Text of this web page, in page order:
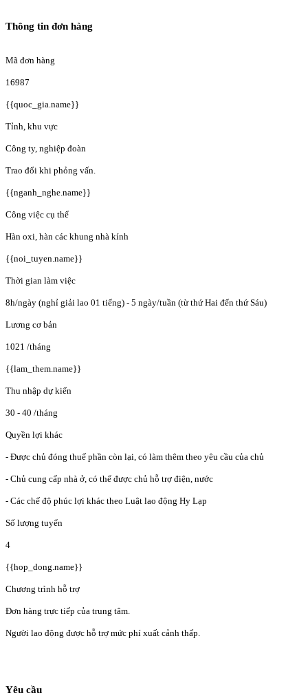
Thông tin đơn hàng
Mã đơn hàng
16987
{{quoc_gia.name}}
Tỉnh, khu vực
Công ty, nghiệp đoàn
Trao đổi khi phỏng vấn.
{{nganh_nghe.name}}
Công việc cụ thể
Hàn oxi, hàn các khung nhà kính
{{noi_tuyen.name}}
Thời gian làm việc
8h/ngày (nghỉ giải lao 01 tiếng) - 5 ngày/tuần (từ thứ Hai đến thứ Sáu)
Lương cơ bản
1021 /tháng
{{lam_them.name}}
Thu nhập dự kiến
30 - 40 /tháng
Quyền lợi khác
- Được chủ đóng thuế phần còn lại, có làm thêm theo yêu cầu của chủ
- Chủ cung cấp nhà ở, có thể được chủ hỗ trợ điện, nước
- Các chế độ phúc lợi khác theo Luật lao động Hy Lạp
Số lượng tuyển
4
{{hop_dong.name}}
Chương trình hỗ trợ
Đơn hàng trực tiếp của trung tâm.
Người lao động được hỗ trợ mức phí xuất cảnh thấp.
Yêu cầu